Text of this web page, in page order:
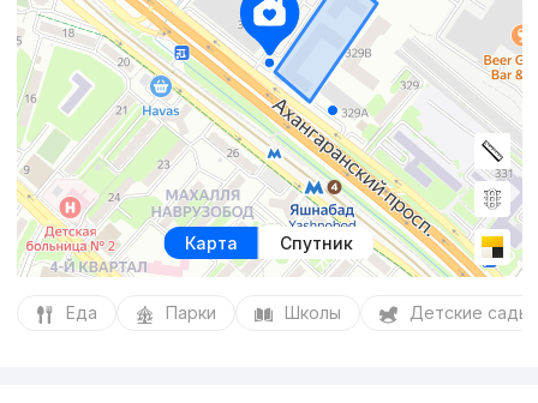
Карта Спутник
Еда Парки Школы Детские сады